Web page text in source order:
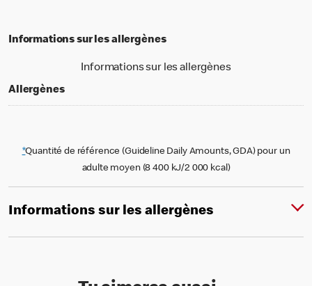
Informations sur les allergènes
Informations sur les allergènes
Allergènes
*Quantité de référence (Guideline Daily Amounts, GDA) pour un
adulte moyen (8 400 kJ/2 000 kcal)
Informations sur les allergènes